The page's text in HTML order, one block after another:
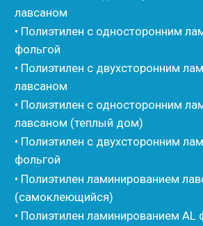
• Изоком Жгут
• Стенофлекс Шнур
• Подложка Тепофол НПЭ
• Подложка Пенолин НПЭ
• Подложка Мосфол НПЭ
• Шнур Изонел
• Жгут Тилит
• Шнур Тилит
• Гернитовый шнур
• Бентонитовый шнур
• Стенофлекс для труб
• Мат из вспененного полиэтилена Тепофол